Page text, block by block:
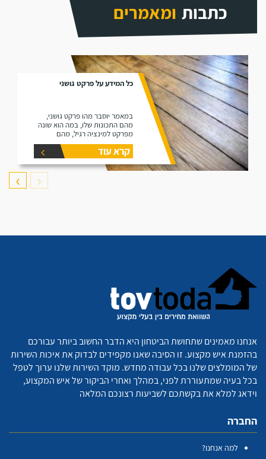
כתבות ומאמרים
כל המידע על פרקט גושני
במאמר יוסבר מהו פרקט גושני,
מהם התכונות שלו, במה הוא שונה
מפרקט למינציה רגיל, מהם
היתרונות שלו ומהם החסרונות שלו.
קרא עוד
❮
❯
אנחנו מאמינים שתחושת הביטחון היא הדבר החשוב ביותר עבורכם
בהזמנת איש מקצוע. זו הסיבה שאנו מקפידים לבדוק את איכות השירות
של המומלצים שלנו בכל עבודה מחדש. מוקד השירות שלנו ערוך לטפל
בכל בעיה שמתעוררת לפני, במהלך ואחרי הביקור של איש המקצוע,
וידאג למלא את בקשתכם לשביעות רצונכם המלאה
החברה
למה אנחנו?